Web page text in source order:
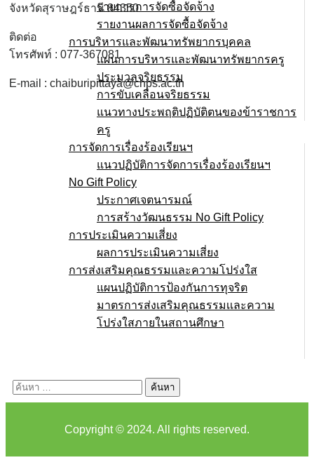
รายการการจัดซื้อจัดจ้าง
รายงานผลการจัดซื้อจัดจ้าง
การบริหารและพัฒนาทรัพยากรบุคคล
แผนการบริหารและพัฒนาทรัพยากรครู
ประมวลจริยธรรม
การขับเคลื่อนจริยธรรม
แนวทางประพฤติปฏิบัติตนของข้าราชการ
ครู
การจัดการเรื่องร้องเรียนฯ
แนวปฏิบัติการจัดการเรื่องร้องเรียนฯ
No Gift Policy
ประกาศเจตนารมณ์
การสร้างวัฒนธรรม No Gift Policy
การประเมินความเสี่ยง
ผลการประเมินความเสี่ยง
การส่งเสริมคุณธรรมและความโปร่งใส
แผนปฏิบัติการป้องกันการทุจริต
มาตรการส่งเสริมคุณธรรมเเละความ
โปร่งใสภายในสถานศึกษา
ค้นหา
สำหรับ:
จังหวัดสุราษฎร์ธานี 84350
ติดต่อ
โทรศัพท์ : 077-367081
E-mail : chaiburipittaya@chps.ac.th
Copyright © 2024. All rights reserved.